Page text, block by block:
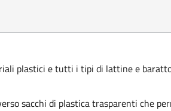
plastici e tutti i tipi di lattine e
sacchi di plastica trasparenti che